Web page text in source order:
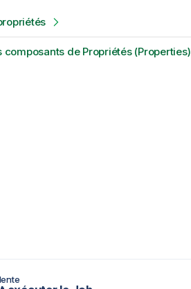
composants de Propriétés (Properties)